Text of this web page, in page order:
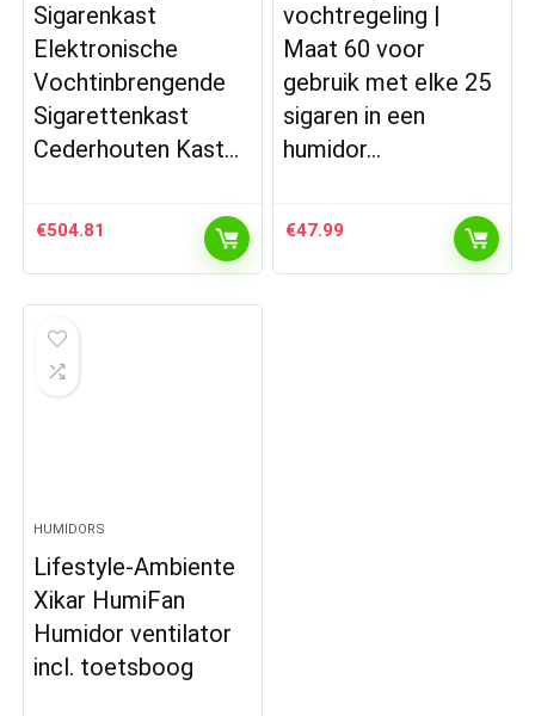
Sigarenkast
Elektronische
Vochtinbrengende
Sigarettenkast
Cederhouten Kast…
€504.81
vochtregeling |
Maat 60 voor
gebruik met elke 25
sigaren in een
humidor…
€47.99
HUMIDORS
Lifestyle-Ambiente
Xikar HumiFan
Humidor ventilator
incl. toetsboog